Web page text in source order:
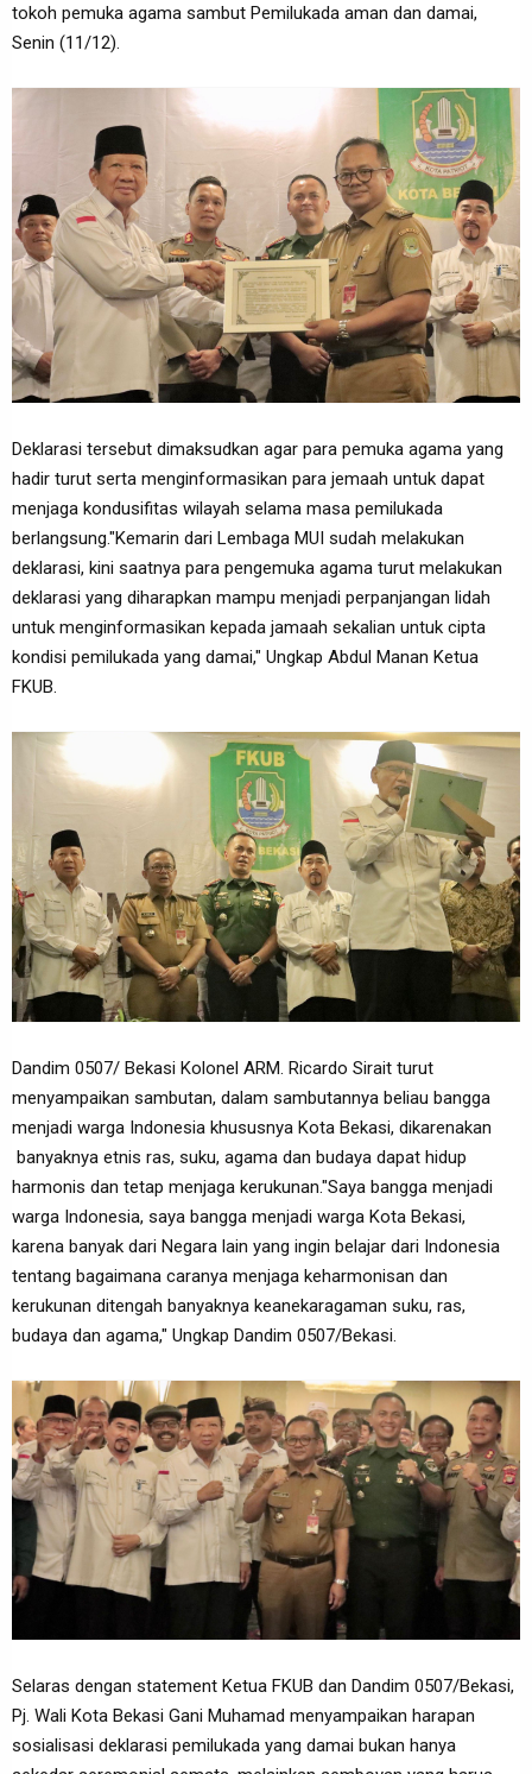
tokoh pemuka agama sambut Pemilukada aman dan damai,
Senin (11/12).
Deklarasi tersebut dimaksudkan agar para pemuka agama yang
hadir turut serta menginformasikan para jemaah untuk dapat
menjaga kondusifitas wilayah selama masa pemilukada
berlangsung."Kemarin dari Lembaga MUI sudah melakukan
deklarasi, kini saatnya para pengemuka agama turut melakukan
deklarasi yang diharapkan mampu menjadi perpanjangan lidah
untuk menginformasikan kepada jamaah sekalian untuk cipta
kondisi pemilukada yang damai," Ungkap Abdul Manan Ketua
FKUB.
Dandim 0507/ Bekasi Kolonel ARM. Ricardo Sirait turut
menyampaikan sambutan, dalam sambutannya beliau bangga
menjadi warga Indonesia khususnya Kota Bekasi, dikarenakan
banyaknya etnis ras, suku, agama dan budaya dapat hidup
harmonis dan tetap menjaga kerukunan."Saya bangga menjadi
warga Indonesia, saya bangga menjadi warga Kota Bekasi,
karena banyak dari Negara lain yang ingin belajar dari Indonesia
tentang bagaimana caranya menjaga keharmonisan dan
kerukunan ditengah banyaknya keanekaragaman suku, ras,
budaya dan agama," Ungkap Dandim 0507/Bekasi.
Selaras dengan statement Ketua FKUB dan Dandim 0507/Bekasi,
Pj. Wali Kota Bekasi Gani Muhamad menyampaikan harapan
sosialisasi deklarasi pemilukada yang damai bukan hanya